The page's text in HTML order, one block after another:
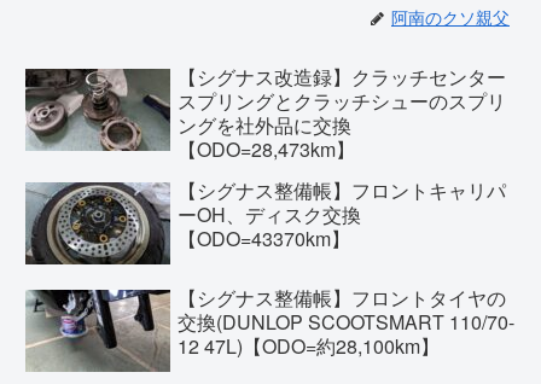
阿南のクソ親父
【シグナス改造録】クラッチセンター
スプリングとクラッチシューのスプリ
ングを社外品に交換
【ODO=28,473km】
【シグナス整備帳】フロントキャリパ
ーOH、ディスク交換
【ODO=43370km】
【シグナス整備帳】フロントタイヤの
交換(DUNLOP SCOOTSMART 110/70-
12 47L)【ODO=約28,100km】